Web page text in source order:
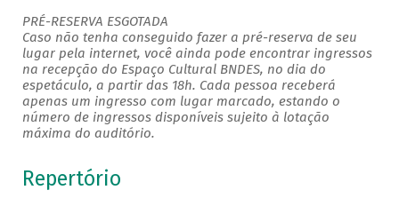
PRÉ-RESERVA ESGOTADA
Caso não tenha conseguido fazer a pré-reserva de seu
lugar pela internet, você ainda pode encontrar ingressos
na recepção do Espaço Cultural BNDES, no dia do
espetáculo, a partir das 18h. Cada pessoa receberá
apenas um ingresso com lugar marcado, estando o
número de ingressos disponíveis sujeito à lotação
máxima do auditório.
Repertório